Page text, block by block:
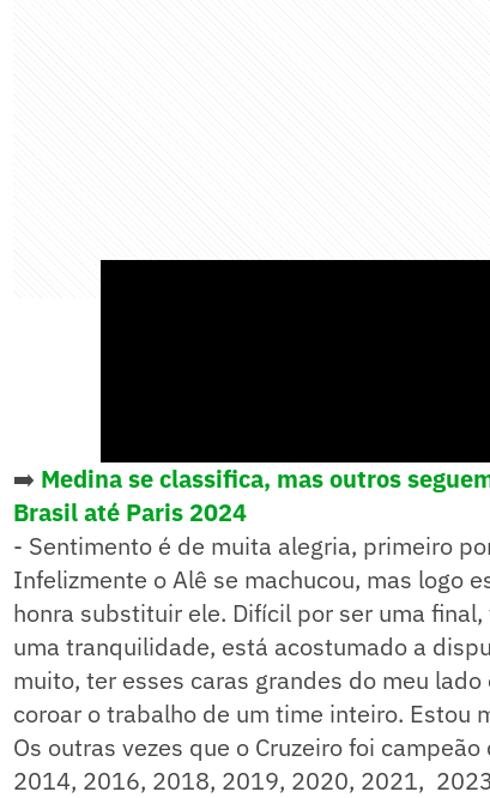
➡️ Medina se classifica, mas outros
Brasil até Paris 2024
- Sentimento é de muita alegria, primeiro
Infelizmente o Alê se machucou, mas logo
honra substituir ele. Difícil por ser uma
uma tranquilidade, está acostumado a
muito, ter esses caras grandes do meu
coroar o trabalho de um time inteiro. Estou
Os outras vezes que o Cruzeiro foi
2014, 2016, 2018, 2019, 2020, 2021,